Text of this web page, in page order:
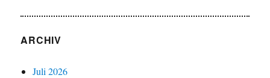
ARCHIV
Juli 2026